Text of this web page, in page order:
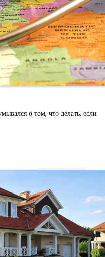
о том, что делать, если